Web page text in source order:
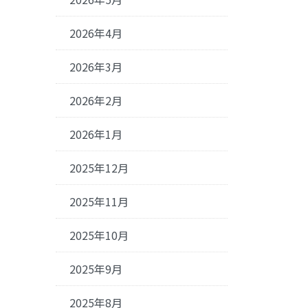
2026年4月
2026年3月
2026年2月
2026年1月
2025年12月
2025年11月
2025年10月
2025年9月
2025年8月